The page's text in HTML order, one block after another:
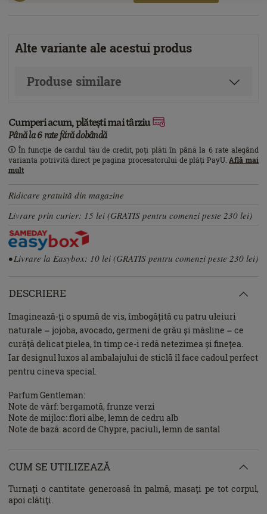
Alte variante ale acestui produs
Produse similare
Cumperi acum, plătești mai târziu
Până la 6 rate fără dobândă
În funcție de cardul tău de credit, poți plăti în până la 6 rate alegând
varianta potrivită direct pe pagina procesatorului de plăți PayU.Află mai
mult
Ridicare gratuită din magazine
Livrare prin curier: 15 lei (GRATIS pentru comenzi peste 230 lei)
• Livrare la Easybox: 10 lei (GRATIS pentru comenzi peste 230 lei)
DESCRIERE
Imaginează-ți o spumă de vis, îmbogățită cu patru uleiuri
naturale – jojoba, avocado, germeni de grâu și măsline – ce
curăță delicat pielea, în timp ce-i redă netezimea și finețea.
Iar designul luxos al ambalajului de sticlă îl face cadoul perfect
pentru cineva special.
Parfum Gentleman:
Note de vârf: bergamotă, frunze verzi
Note de mijloc: flori albe, lemn de cedru alb
Note de bază: acord de Chypre, paciuli, lemn de santal
CUM SE UTILIZEAZĂ
Turnaţi o cantitate generoasă în palmă, masaţi pe tot corpul,
apoi clătiţi.